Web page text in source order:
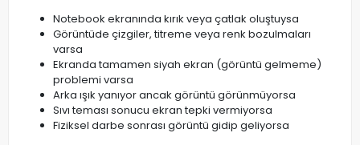
Notebook ekranında kırık veya çatlak oluştuysa
Görüntüde çizgiler, titreme veya renk bozulmaları
varsa
Ekranda tamamen siyah ekran (görüntü gelmeme)
problemi varsa
Arka ışık yanıyor ancak görüntü görünmüyorsa
Sıvı teması sonucu ekran tepki vermiyorsa
Fiziksel darbe sonrası görüntü gidip geliyorsa